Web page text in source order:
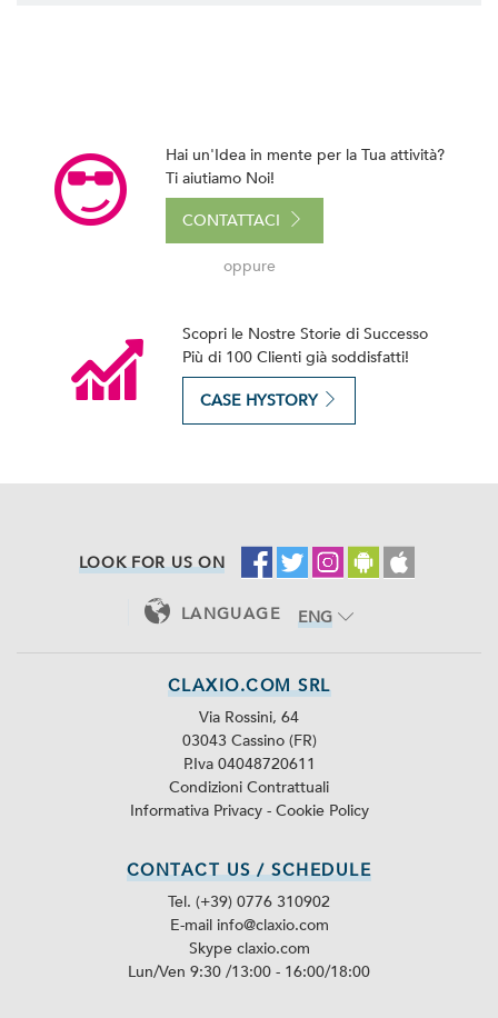
Hai un'Idea in mente per la Tua attività?
Ti aiutiamo Noi!
CONTATTACI
oppure
Scopri le Nostre Storie di Successo
Più di 100 Clienti già soddisfatti!
CASE HYSTORY
LOOK FOR US ON
LANGUAGE
ENG
CLAXIO.COM SRL
Via Rossini, 64
03043 Cassino (FR)
P.Iva 04048720611
Condizioni Contrattuali
Informativa Privacy - Cookie Policy
CONTACT US / SCHEDULE
Tel. (+39) 0776 310902
E-mail info@claxio.com
Skype claxio.com
Lun/Ven 9:30 /13:00 - 16:00/18:00